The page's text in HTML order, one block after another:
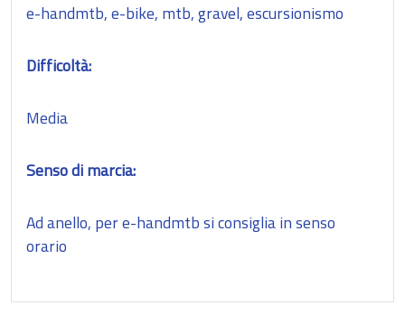
e-handmtb, e-bike, mtb, gravel, escursionismo
Difficoltà:
Media
Senso di marcia:
Ad anello, per e-handmtb si consiglia in senso
orario